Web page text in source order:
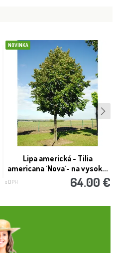
NOVINKA
Lipa americká - Tilia
americana ´Nova´- na vysok...
s DPH 64.00 €